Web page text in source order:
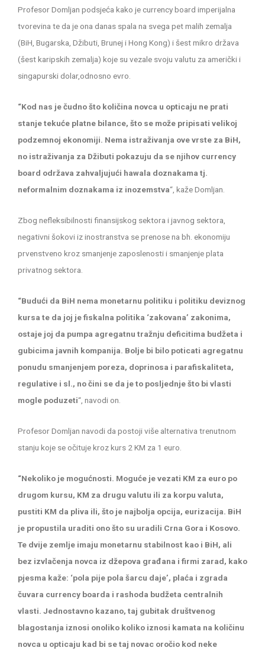
Profesor Domljan podsjeća kako je currency board imperijalna
tvorevina te da je ona danas spala na svega pet malih zemalja
(BiH, Bugarska, Džibuti, Brunej i Hong Kong) i šest mikro država
(šest karipskih zemalja) koje su vezale svoju valutu za američki i
singapurski dolar,odnosno evro.
“Kod nas je čudno što količina novca u opticaju ne prati
stanje tekuće platne bilance, što se može pripisati velikoj
podzemnoj ekonomiji. Nema istraživanja ove vrste za BiH,
no istraživanja za Džibuti pokazuju da se njihov currency
board održava zahvaljujući hawala doznakama tj.
neformalnim doznakama iz inozemstva“, kaže Domljan.
Zbog nefleksibilnosti finansijskog sektora i javnog sektora,
negativni šokovi iz inostranstva se prenose na bh. ekonomiju
prvenstveno kroz smanjenje zaposlenosti i smanjenje plata
privatnog sektora.
“Budući da BiH nema monetarnu politiku i politiku deviznog
kursa te da joj je fiskalna politika ‘zakovana’ zakonima,
ostaje joj da pumpa agregatnu tražnju deficitima budžeta i
gubicima javnih kompanija. Bolje bi bilo poticati agregatnu
ponudu smanjenjem poreza, doprinosa i parafiskaliteta,
regulative i sl., no čini se da je to posljednje što bi vlasti
mogle poduzeti“, navodi on.
Profesor Domljan navodi da postoji više alternativa trenutnom
stanju koje se očituje kroz kurs 2 KM za 1 euro.
“Nekoliko je mogućnosti. Moguće je vezati KM za euro po
drugom kursu, KM za drugu valutu ili za korpu valuta,
pustiti KM da pliva ili, što je najbolja opcija, eurizacija. BiH
je propustila uraditi ono što su uradili Crna Gora i Kosovo.
Te dvije zemlje imaju monetarnu stabilnost kao i BiH, ali
bez izvlačenja novca iz džepova građana i firmi zarad, kako
pjesma kaže: ‘pola pije pola šarcu daje’, plaća i zgrada
čuvara currency boarda i rashoda budžeta centralnih
vlasti. Jednostavno kazano, taj gubitak društvenog
blagostanja iznosi onoliko koliko iznosi kamata na količinu
novca u opticaju kad bi se taj novac oročio kod neke